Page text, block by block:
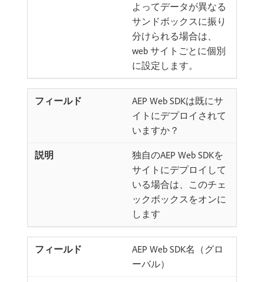
よってデータが異なる
サンドボックスに振り
分けられる場合は、
web サイトごとに個別
に設定します。
AEP Web SDKは既にサ
イトにデプロイされて
いますか？
独自のAEP Web SDKを
サイトにデプロイして
いる場合は、このチェ
ックボックスをオンに
します
AEP Web SDK名（グロ
ーバル）